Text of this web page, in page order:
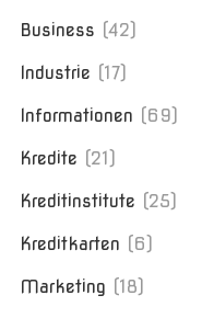
Business (42)
Industrie (17)
Informationen (69)
Kredite (21)
Kreditinstitute (25)
Kreditkarten (6)
Marketing (18)